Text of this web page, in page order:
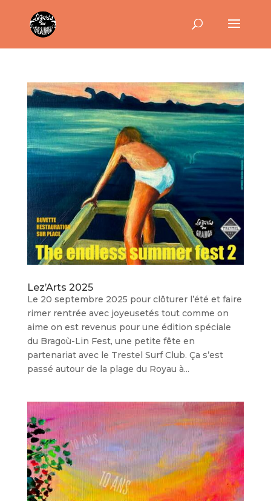
Lez’Arts 2025
Le 20 septembre 2025 pour clôturer l’été et faire
rimer rentrée avec joyeusetés tout comme on
aime on est revenus pour une édition spéciale
du Bragoù-Lin Fest, une petite fête en
partenariat avec le Trestel Surf Club. Ça s’est
passé autour de la plage du Royau à...